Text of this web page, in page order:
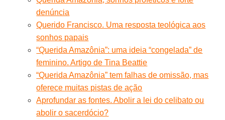
denúncia
Querido Francisco. Uma resposta teológica aos
sonhos papais
“Querida Amazônia”: uma ideia “congelada” de
feminino. Artigo de Tina Beattie
“Querida Amazônia” tem falhas de omissão, mas
oferece muitas pistas de ação
Aprofundar as fontes. Abolir a lei do celibato ou
abolir o sacerdócio?